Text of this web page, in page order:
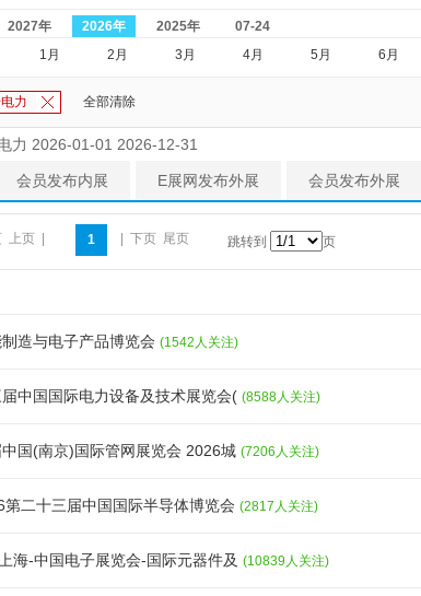
2027年 2026年 2025年
07-24
1月 2月 3月 4月 5月 6月
力 全部清除
力 2026-01-01 2026-12-31
会员发布内展 E展网发布外展 会员发布外展
上页 1 下页 尾页 跳转到 页
造与电子产品博览会 (1542人关注)
中国国际电力设备及技术展览会( (8588人关注)
国(南京)国际管网展览会 2026城 (7206人关注)
二十三届中国国际半导体博览会 (2817人关注)
海-中国电子展览会-国际元器件及 (10839人关注)